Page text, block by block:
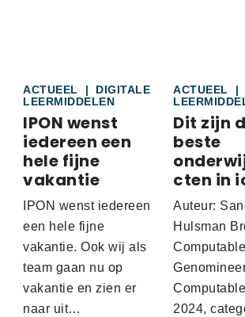
ACTUEEL |
DIGITALE
LEERMIDDELEN
IPON wenst
iedereen een
hele fijne
vakantie
IPON wenst iedereen
een hele fijne
vakantie. Ook wij als
team gaan nu op
vakantie en zien er
naar uit…
ACTUEEL
|
Dit zijn
beste
cten in
Auteur:
Hulsman
Computable
2024,